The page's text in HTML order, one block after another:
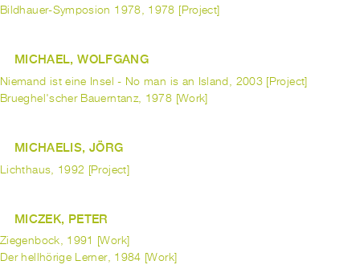
Bildhauer-Symposion 1978, 1978 [Project]
MICHAEL, WOLFGANG
Niemand ist eine Insel - No man is an Island, 2003 [Project]
Brueghel'scher Bauerntanz, 1978 [Work]
MICHAELIS, JÖRG
Lichthaus, 1992 [Project]
MICZEK, PETER
Ziegenbock, 1991 [Work]
Der hellhörige Lerner, 1984 [Work]